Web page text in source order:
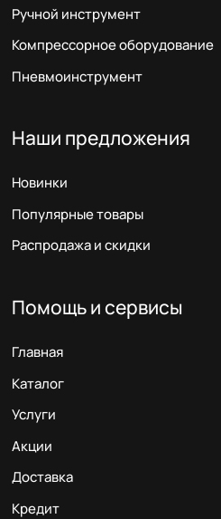
Ручной инструмент
Компрессорное оборудование
Пневмоинструмент
Наши предложения
Новинки
Популярные товары
Распродажа и скидки
Помощь и сервисы
Главная
Каталог
Услуги
Акции
Доставка
Кредит